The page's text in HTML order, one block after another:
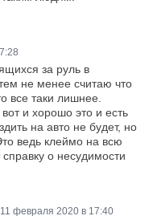
за руль в
не менее считаю что
все таки лишнее.
и хорошо это и есть
на авто не будет, но
ведь клеймо на всю
о несудимости
11 февраля 2020 в 17:40